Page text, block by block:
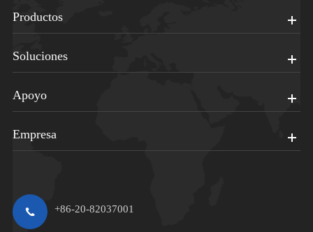
Productos
Soluciones
Apoyo
Empresa
+86-20-82037001